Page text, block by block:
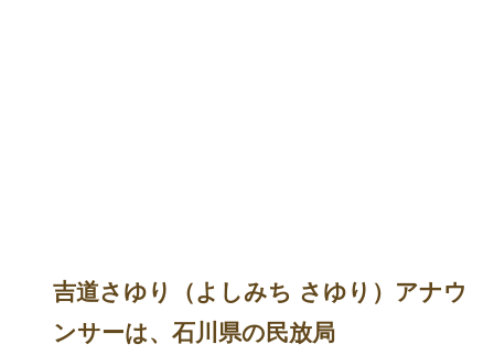
吉道さゆり（よしみち さゆり）アナウ
ンサーは、石川県の民放局